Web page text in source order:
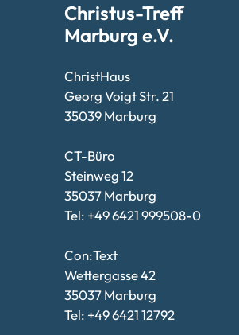
Christus-Treff
Marburg e.V.
ChristHaus
Georg Voigt Str. 21
35039 Marburg
CT-Büro
Steinweg 12
35037 Marburg
Tel: +49 6421 999508-0
Con:Text
Wettergasse 42
35037 Marburg
Tel: +49 6421 12792